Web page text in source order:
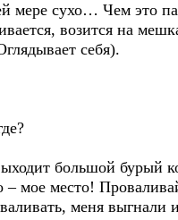
мере сухо… Чем это
возится на
себя).
большой бурый
мое место!
меня выгнали